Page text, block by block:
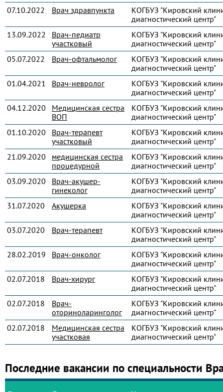
07.10.2022
Врач здравпункта
КОГБУЗ "Кировский
диагностический центр"
13.09.2022
Врач-педиатр
участковый
КОГБУЗ "Кировский
диагностический центр"
05.07.2022
Врач-офтальмолог
КОГБУЗ "Кировский
диагностический центр"
01.04.2021
Врач-невролог
КОГБУЗ "Кировский
диагностический центр"
04.12.2020
Медицинская сестра
ВОП
КОГБУЗ "Кировский
диагностический центр"
01.10.2020
Врач-терапевт
участковый
КОГБУЗ "Кировский
диагностический центр"
21.09.2020
медицинская сестра
процедурной
КОГБУЗ "Кировский
диагностический центр"
03.09.2020
Врач-акушер-
гинеколог
КОГБУЗ "Кировский
диагностический центр"
31.07.2020
Акушерка
КОГБУЗ "Кировский
диагностический центр"
03.07.2020
Врач-терапевт
КОГБУЗ "Кировский
диагностический центр"
28.02.2019
Врач-онколог
КОГБУЗ "Кировский
диагностический центр"
02.07.2018
Врач-хирург
КОГБУЗ "Кировский
диагностический центр"
02.07.2018
Врач-
оториноларинголог
КОГБУЗ "Кировский
диагностический центр"
02.07.2018
Медицинская сестра
участковая
КОГБУЗ "Кировский
диагностический центр"
Последние вакансии по специальности